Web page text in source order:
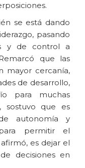
se está dando
pasando
y de control a
que las
mayor cercanía,
de desarrollo,
para muchas
sostuvo que es
autonomía y
permitir el
es dejar el
decisiones en